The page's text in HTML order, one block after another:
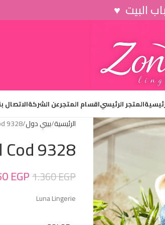
المتجر الرئيسياقسام المتجرعن الشركةالاتصال
الرئيسية بيبي دول 9328
9328
1.360EGP
EGP
Luna Lingerie